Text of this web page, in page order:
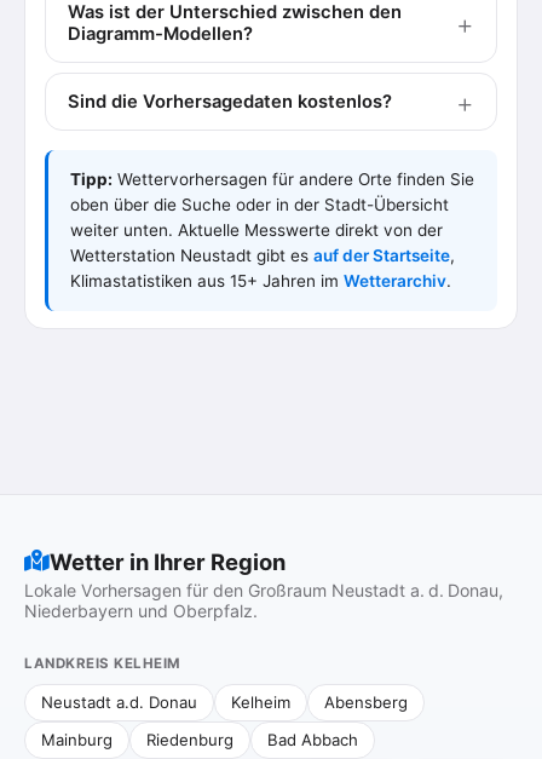
Was ist der Unterschied zwischen den
Diagramm-Modellen?
Sind die Vorhersagedaten kostenlos?
Tipp: Wettervorhersagen für andere Orte finden Sie
oben über die Suche oder in der Stadt-Übersicht
weiter unten. Aktuelle Messwerte direkt von der
Wetterstation Neustadt gibt es auf der Startseite,
Klimastatistiken aus 15+ Jahren im Wetterarchiv.
Wetter in Ihrer Region
Lokale Vorhersagen für den Großraum Neustadt a. d. Donau,
Niederbayern und Oberpfalz.
LANDKREIS KELHEIM
Neustadt a.d. Donau Kelheim
Abensberg
Mainburg
Riedenburg
Bad Abbach